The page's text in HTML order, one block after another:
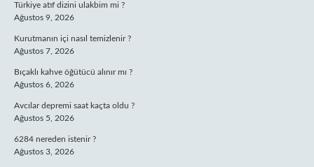
Türkiye atıf dizini ulakbim mi ?
Ağustos 9, 2026
Kurutmanın içi nasıl temizlenir ?
Ağustos 7, 2026
Bıçaklı kahve öğütücü alınır mı ?
Ağustos 6, 2026
Avcılar depremi saat kaçta oldu ?
Ağustos 5, 2026
6284 nereden istenir ?
Ağustos 3, 2026